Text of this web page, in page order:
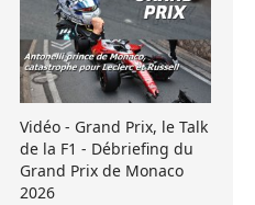
Vidéo - Grand Prix, le Talk
de la F1 - Débriefing du
Grand Prix de Monaco
2026